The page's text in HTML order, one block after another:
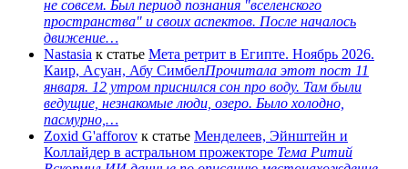
не совсем. Был период познания "вселенского
пространства" и своих аспектов. После началось
движение…
Nastasia к статье Мета ретрит в Египте. Ноябрь 2026.
Каир, Асуан, Абу СимбелПрочитала этот пост 11
января. 12 утром приснился сон про воду. Там были
ведущие, незнакомые люди, озеро. Было холодно,
пасмурно,…
Zoxid G'afforov к статье Менделеев, Эйнштейн и
Коллайдер в астральном прожекторе Тема Ритий